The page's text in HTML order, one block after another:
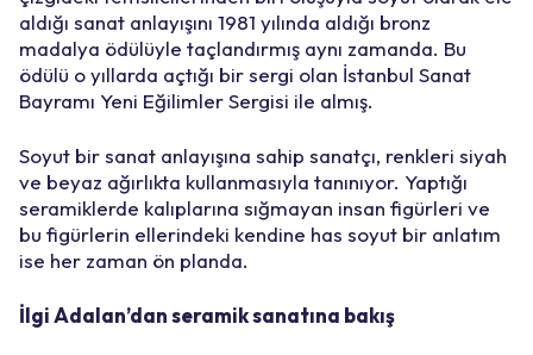
aldığı sanat anlayışını 1981 yılında aldığı bronz
madalya ödülüyle taçlandırmış aynı zamanda. Bu
ödülü o yıllarda açtığı bir sergi olan İstanbul Sanat
Bayramı Yeni Eğilimler Sergisi ile almış.
Soyut bir sanat anlayışına sahip sanatçı, renkleri siyah
ve beyaz ağırlıkta kullanmasıyla tanınıyor. Yaptığı
seramiklerde kalıplarına sığmayan insan figürleri ve
bu figürlerin ellerindeki kendine has soyut bir anlatım
ise her zaman ön planda.
İlgi Adalan’dan seramik sanatına bakış